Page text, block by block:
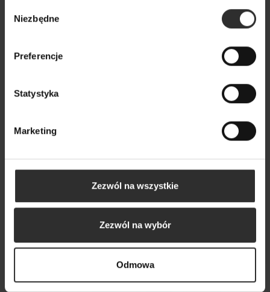
zgody
Niezbędne
Preferencje
Statystyka
Marketing
Zezwól na wszystkie
Zezwól na wybór
Odmowa
Popularne produkty
Wybrane dla Ciebie z sercem i charakterem